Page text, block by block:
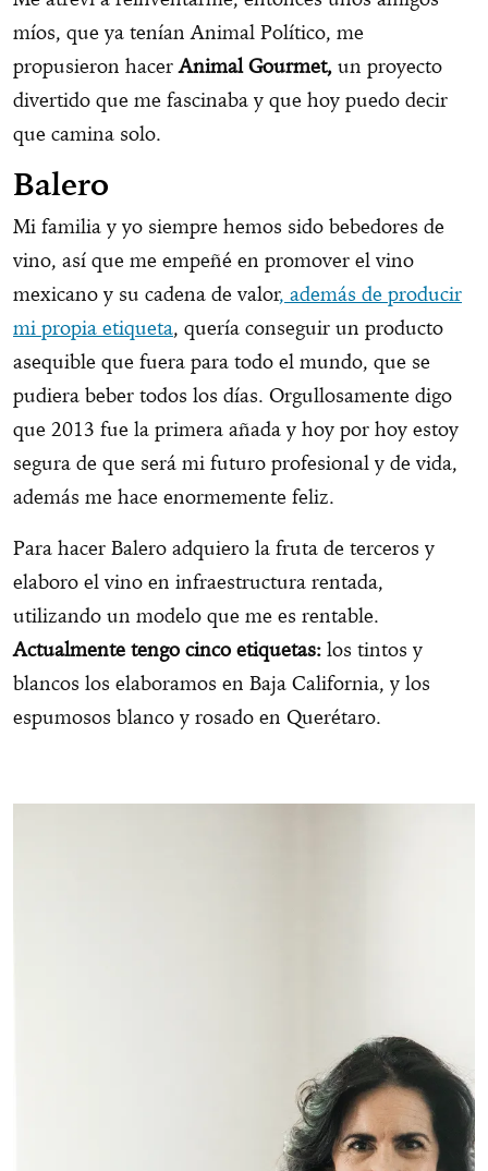
míos, que ya tenían Animal Político, me
propusieron hacerAnimal Gourmet, un proyecto
divertido que me fascinaba y que hoy puedo decir
que camina solo.
Balero
Mi familia y yo siempre hemos sido bebedores de
vino, así que me empeñé en promover el vino
mexicano y su cadena de valor, además de producir
mi propia etiqueta, quería conseguir un producto
asequible que fuera para todo el mundo, que se
pudiera beber todos los días. Orgullosamente digo
que 2013 fue la primera añada y hoy por hoy estoy
segura de que será mi futuro profesional y de vida,
además me hace enormemente feliz.
Para hacer Balero adquiero la fruta de terceros y
elaboro el vino en infraestructura rentada,
utilizando un modelo que me es rentable.
Actualmente tengo cinco etiquetas: los tintos y
blancos los elaboramos en Baja California, y los
espumosos blanco y rosado en Querétaro.